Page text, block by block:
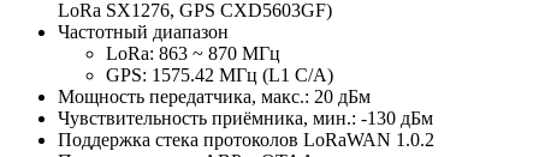
LoRa SX1276, GPS CXD5603GF)
Частотный диапазон
LoRa: 863 ~ 870 МГц
GPS: 1575.42 МГц (L1 C/A)
Мощность передатчика, макс.: 20 дБм
Чувствительность приёмника, мин.: -130 дБм
Поддержка стека протоколов LoRaWAN 1.0.2